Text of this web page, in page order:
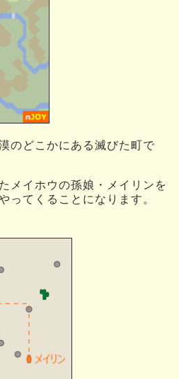
のどこかにある滅びた町で
メイホウの孫娘・メイリンを
ってくることになります。